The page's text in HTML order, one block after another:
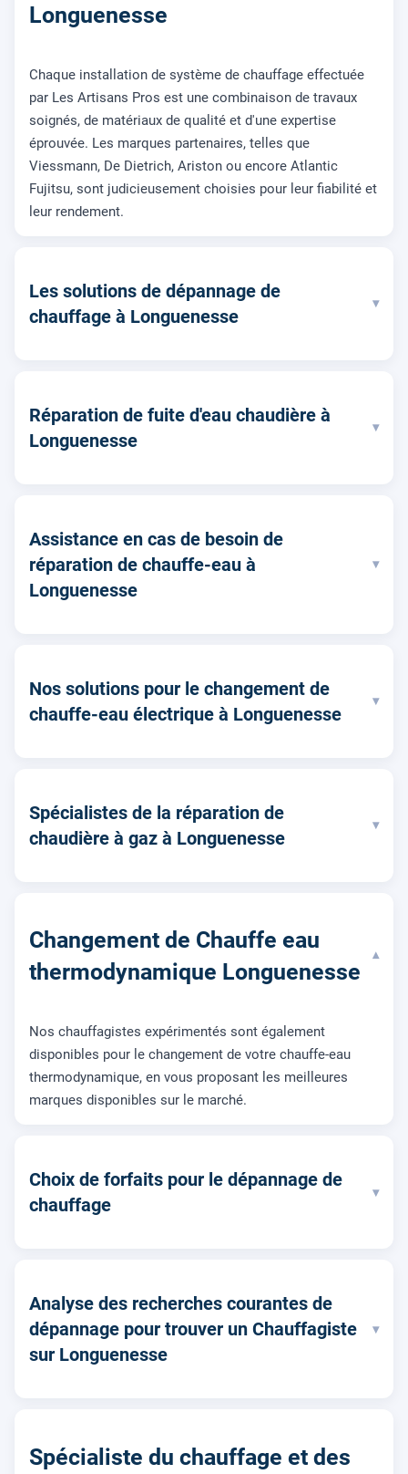
Longuenesse
Chaque installation de système de chauffage effectuée
par Les Artisans Pros est une combinaison de travaux
soignés, de matériaux de qualité et d'une expertise
éprouvée. Les marques partenaires, telles que
Viessmann, De Dietrich, Ariston ou encore Atlantic
Fujitsu, sont judicieusement choisies pour leur fiabilité et
leur rendement.
Les solutions de dépannage de
chauffage à Longuenesse
▾
Réparation de fuite d'eau chaudière à
Longuenesse
▾
Assistance en cas de besoin de
réparation de chauffe-eau à
Longuenesse
▾
Nos solutions pour le changement de
chauffe-eau électrique à Longuenesse
▾
Spécialistes de la réparation de
chaudière à gaz à Longuenesse
▾
Changement de Chauffe eau
thermodynamique Longuenesse
▾
Nos chauffagistes expérimentés sont également
disponibles pour le changement de votre chauffe-eau
thermodynamique, en vous proposant les meilleures
marques disponibles sur le marché.
Choix de forfaits pour le dépannage de
chauffage
▾
Analyse des recherches courantes de
dépannage pour trouver un Chauffagiste
sur Longuenesse
▾
Spécialiste du chauffage et des